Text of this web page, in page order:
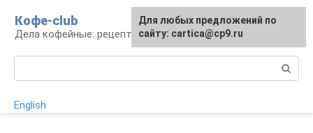
контенту
Кофе-club
Дела кофейные: рецепты и приготовление
English
Для любых предложений по
сайту: cartica@cp9.ru